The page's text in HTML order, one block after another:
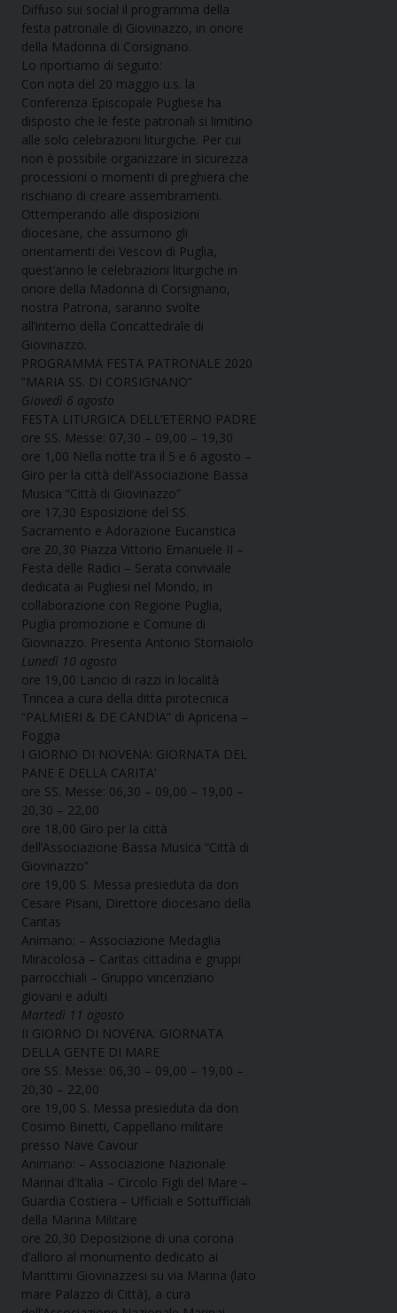
Diffuso sui social il programma della
festa patronale di Giovinazzo, in onore
della Madonna di Corsignano.
Lo riportiamo di seguito:
Con nota del 20 maggio u.s. la
Conferenza Episcopale Pugliese ha
disposto che le feste patronali si limitino
alle solo celebrazioni liturgiche. Per cui
non è possibile organizzare in sicurezza
processioni o momenti di preghiera che
rischiano di creare assembramenti.
Ottemperando alle disposizioni
diocesane, che assumono gli
orientamenti dei Vescovi di Puglia,
quest’anno le celebrazioni liturgiche in
onore della Madonna di Corsignano,
nostra Patrona, saranno svolte
all’interno della Concattedrale di
Giovinazzo.
PROGRAMMA FESTA PATRONALE 2020
“MARIA SS. DI CORSIGNANO”
Giovedì 6 agosto
FESTA LITURGICA DELL’ETERNO PADRE
ore SS. Messe: 07,30 – 09,00 – 19,30
ore 1,00 Nella notte tra il 5 e 6 agosto –
Giro per la città dell’Associazione Bassa
Musica “Città di Giovinazzo”
ore 17,30 Esposizione del SS.
Sacramento e Adorazione Eucaristica
ore 20,30 Piazza Vittorio Emanuele II –
Festa delle Radici – Serata conviviale
dedicata ai Pugliesi nel Mondo, in
collaborazione con Regione Puglia,
Puglia promozione e Comune di
Giovinazzo. Presenta Antonio Stornaiolo
Lunedì 10 agosto
ore 19,00 Lancio di razzi in località
Trincea a cura della ditta pirotecnica
“PALMIERI & DE CANDIA” di Apricena –
Foggia
I GIORNO DI NOVENA: GIORNATA DEL
PANE E DELLA CARITA’
ore SS. Messe: 06,30 – 09,00 – 19,00 –
20,30 – 22,00
ore 18,00 Giro per la città
dell’Associazione Bassa Musica “Città di
Giovinazzo”
ore 19,00 S. Messa presieduta da don
Cesare Pisani, Direttore diocesano della
Caritas
Animano: – Associazione Medaglia
Miracolosa – Caritas cittadina e gruppi
parrocchiali – Gruppo vincenziano
giovani e adulti
Martedì 11 agosto
II GIORNO DI NOVENA: GIORNATA
DELLA GENTE DI MARE
ore SS. Messe: 06,30 – 09,00 – 19,00 –
20,30 – 22,00
ore 19,00 S. Messa presieduta da don
Cosimo Binetti, Cappellano militare
presso Nave Cavour
Animano: – Associazione Nazionale
Marinai d’Italia – Circolo Figli del Mare –
Guardia Costiera – Ufficiali e Sottufficiali
della Marina Militare
ore 20,30 Deposizione di una corona
d’alloro al monumento dedicato ai
Marittimi Giovinazzesi su via Marina (lato
mare Palazzo di Città), a cura